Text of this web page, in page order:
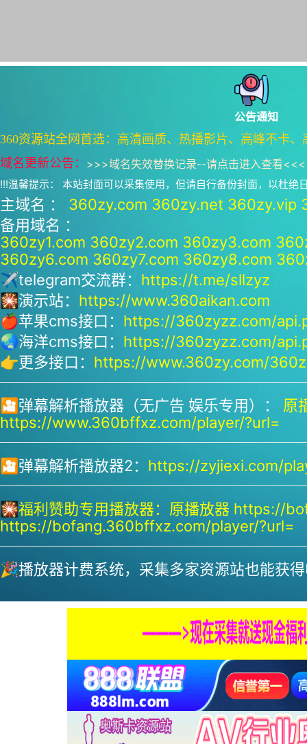
公告通知
360资源站全网首选：高清画质、热播影片、高峰不卡
域名更新公告： >>>域名失效替换记录--请点击进入查看<<<
!!!温馨提示： 本站封面可以采集使用，但请自行备份封面，以杜绝
主域名 ： 360zy.com 360zy.net 360zy.vip
备用域名 ：
360zy1.com 360zy2.com 360zy3.com
360zy6.com 360zy7.com 360zy8.com
✈telegram交流群： https://t.me/sllzyz
🎇演示站： https://www.360aikan.com
🍎苹果cms接口： https://360zyzz.com/
🌏海洋cms接口： https://360zyzz.com/
👉更多接口： https://www.360zy.com/
🎦弹幕解析播放器（无广告 娱乐专用）： 原
https://www.360bffxz.com/player/?url=
🎦弹幕解析播放器2： https://zyjiexi.com/
🎇福利赞助专用播放器： 原播放器 https://
https://bofang.360bffxz.com/player/?url=
🎉播放器计费系统，采集多家资源站也能获